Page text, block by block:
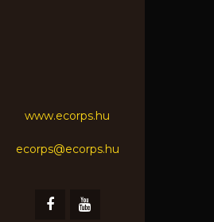
www.ecorps.hu
ecorps@ecorps.hu